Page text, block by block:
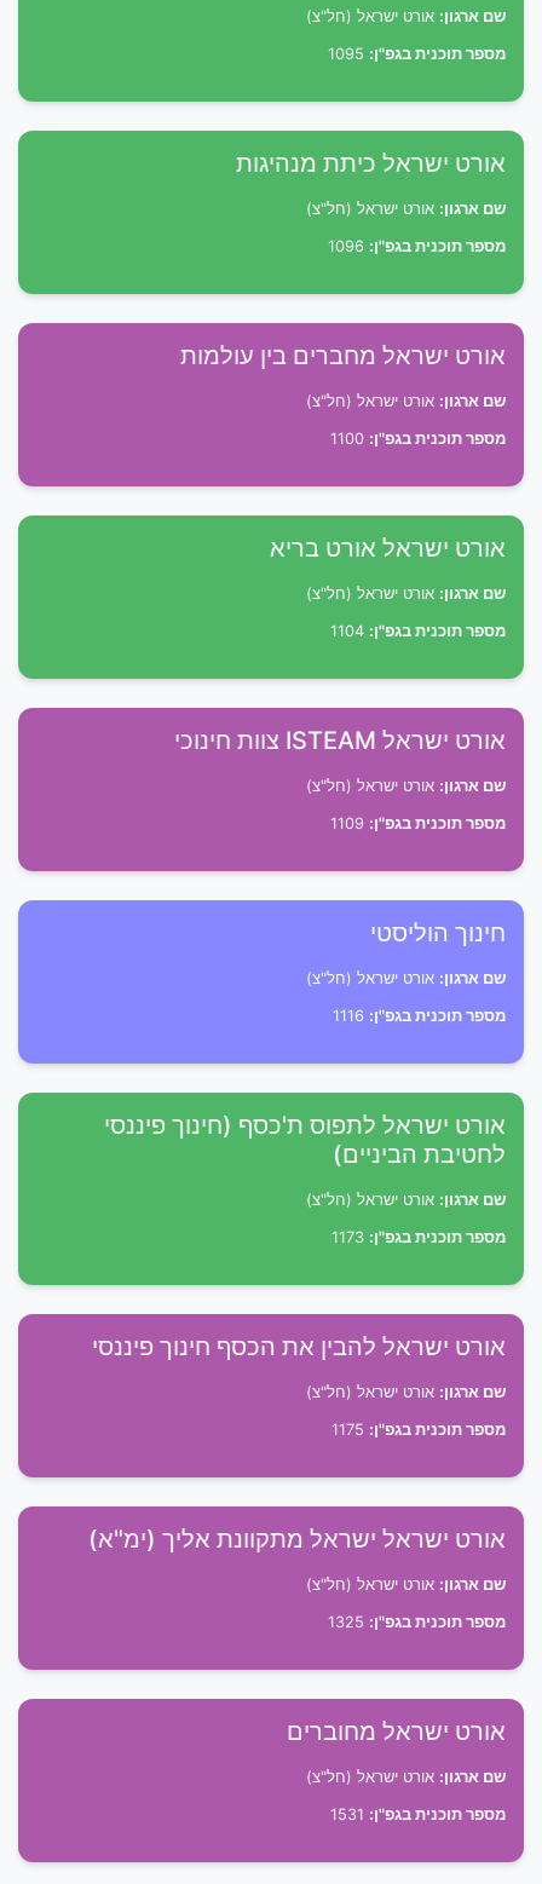
שם ארגון: אורט ישראל (חל"צ)
מספר תוכנית בגפ"ן:
אורט ישראל כיתת מנהיגות
שם ארגון: אורט ישראל (חל"צ)
מספר תוכנית בגפ"ן:
אורט ישראל מחברים בין עולמות
שם ארגון: אורט ישראל (חל"צ)
מספר תוכנית בגפ"ן:
אורט ישראל אורט בריא
שם ארגון: אורט ישראל (חל"צ)
מספר תוכנית בגפ"ן:
אורט ישראל ISTEAM צוות חינוכי
שם ארגון: אורט ישראל (חל"צ)
מספר תוכנית בגפ"ן:
חינוך הוליסטי
שם ארגון: אורט ישראל (חל"צ)
מספר תוכנית בגפ"ן:
אורט ישראל לתפוס ת'כסף (חינוך פיננסי
לחטיבת הביניים)
שם ארגון: אורט ישראל (חל"צ)
מספר תוכנית בגפ"ן:
אורט ישראל להבין את הכסף חינוך פיננסי
שם ארגון: אורט ישראל (חל"צ)
מספר תוכנית בגפ"ן:
אורט ישראל ישראל מתקוונת אליך (ימ"א)
שם ארגון: אורט ישראל (חל"צ)
מספר תוכנית בגפ"ן:
אורט ישראל מחוברים
שם ארגון: אורט ישראל (חל"צ)
מספר תוכנית בגפ"ן: